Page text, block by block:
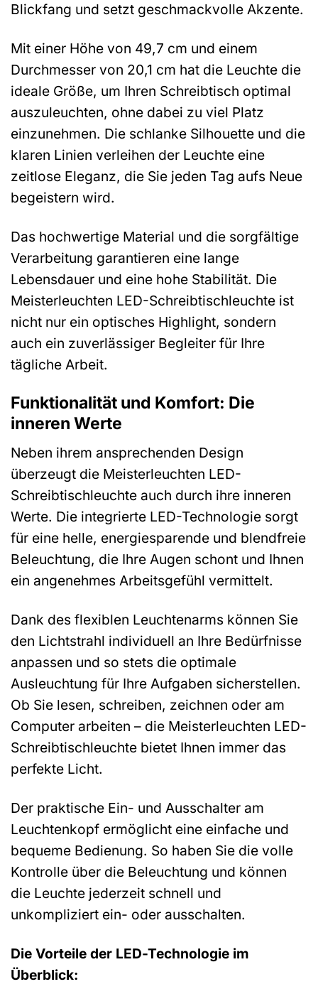
Blickfang und setzt geschmackvolle Akzente.
Mit einer Höhe von 49,7 cm und einem
Durchmesser von 20,1 cm hat die Leuchte die
ideale Größe, um Ihren Schreibtisch optimal
auszuleuchten, ohne dabei zu viel Platz
einzunehmen. Die schlanke Silhouette und die
klaren Linien verleihen der Leuchte eine
zeitlose Eleganz, die Sie jeden Tag aufs Neue
begeistern wird.
Das hochwertige Material und die sorgfältige
Verarbeitung garantieren eine lange
Lebensdauer und eine hohe Stabilität. Die
Meisterleuchten LED-Schreibtischleuchte ist
nicht nur ein optisches Highlight, sondern
auch ein zuverlässiger Begleiter für Ihre
tägliche Arbeit.
Funktionalität und Komfort: Die
inneren Werte
Neben ihrem ansprechenden Design
überzeugt die Meisterleuchten LED-
Schreibtischleuchte auch durch ihre inneren
Werte. Die integrierte LED-Technologie sorgt
für eine helle, energiesparende und blendfreie
Beleuchtung, die Ihre Augen schont und Ihnen
ein angenehmes Arbeitsgefühl vermittelt.
Dank des flexiblen Leuchtenarms können Sie
den Lichtstrahl individuell an Ihre Bedürfnisse
anpassen und so stets die optimale
Ausleuchtung für Ihre Aufgaben sicherstellen.
Ob Sie lesen, schreiben, zeichnen oder am
Computer arbeiten – die Meisterleuchten LED-
Schreibtischleuchte bietet Ihnen immer das
perfekte Licht.
Der praktische Ein- und Ausschalter am
Leuchtenkopf ermöglicht eine einfache und
bequeme Bedienung. So haben Sie die volle
Kontrolle über die Beleuchtung und können
die Leuchte jederzeit schnell und
unkompliziert ein- oder ausschalten.
Die Vorteile der LED-Technologie im
Überblick: